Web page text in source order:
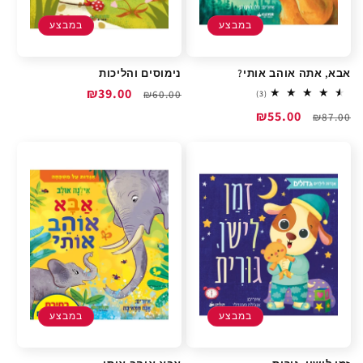
במבצע
אבא, אתה אוהב אותי?
(3)
3
reviews
מחיר
₪87.00
מחיר
₪55.00
במבצע
נימוסים והליכות
מחיר
₪60.00
מחיר
₪39.00
במבצע במבצע